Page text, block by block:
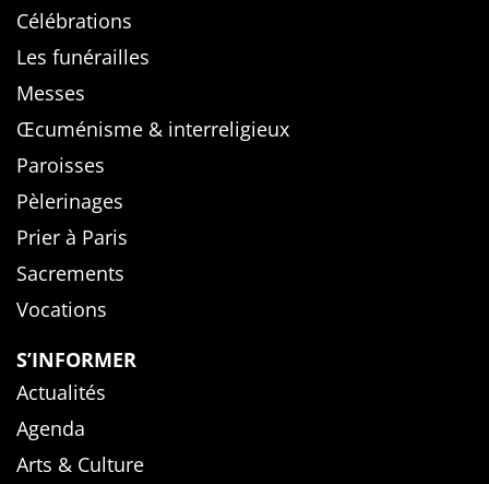
Célébrations
Les funérailles
Messes
Œcuménisme & interreligieux
Paroisses
Pèlerinages
Prier à Paris
Sacrements
Vocations
S’INFORMER
Actualités
Agenda
Arts & Culture